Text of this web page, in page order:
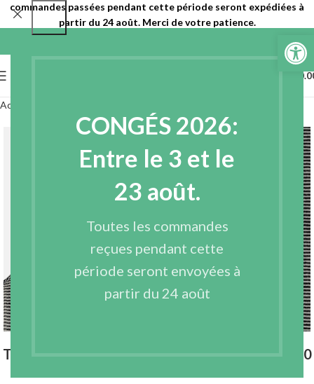
CONGÉS 2026:
Entre le 3 et le
23 août.
Toutes les commandes
reçues pendant cette
période seront envoyées à
partir du 24 août
Ouvrir
Accueil
TOILE TAILLEUR – RAYÉ (BLANC ET NOIR) – 180
commandes passées pendant cette période seront expédiées à
partir du 24 août. Merci de votre patience.